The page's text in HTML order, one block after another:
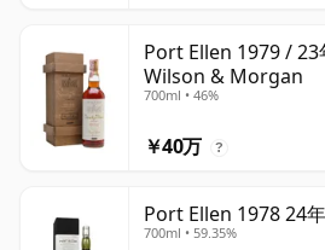
Port Ellen 1979 /
Wilson & Morgan
700ml • 46%
￥40万 ?
Port Ellen 1978 24
700ml • 59.35%